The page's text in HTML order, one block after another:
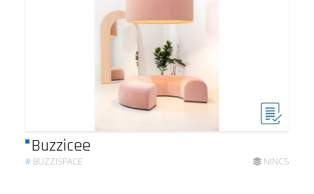
Buzzicee
# BUZZISPACE NINCS